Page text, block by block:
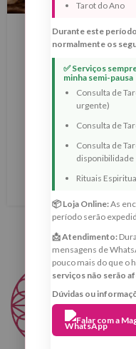
Ritual Lua
Junho 2026 |
da
Lua Minguante de 9
de Corte de
Tarot do Ano
Durante este
normalmente os
✅ Serviços
minha semi-pausa
Consulta de
urgente)
Consulta de
Consulta de
disponibilidade
Rituais
📦 Loja Online:As
período serão
📩 Atendimento:
mensagens de
pouco mais do que o
serviços não serão
Dúvidas ou
Falar com a